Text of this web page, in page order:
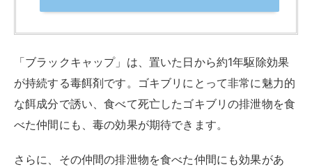
「ブラックキャップ」は、置いた日から約1年駆除効果
が持続する毒餌剤です。ゴキブリにとって非常に魅力的
な餌成分で誘い、食べて死亡したゴキブリの排泄物を食
べた仲間にも、毒の効果が期待できます。
さらに、その仲間の排泄物を食べた仲間にも効果があ